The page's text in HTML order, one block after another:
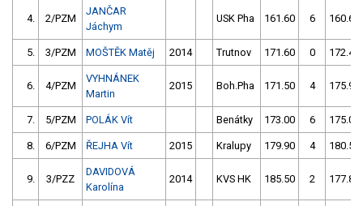
4. 2/PZM
JANČAR
Jáchym
USK Pha 161.60 6 160.60
5. 3/PZM MOŠTĚK Matěj 2014 Trutnov 171.60 0 172.40
6. 4/PZM
VYHNÁNEK
Martin
2015 Boh.Pha 171.50 4 175.90
7. 5/PZM POLÁK Vít Benátky 173.00 6 175.00
8. 6/PZM ŘEJHA Vít 2015 Kralupy 179.90 4 180.50
9. 3/PZZ
DAVIDOVÁ
Karolína
2014 KVS HK 185.50 2 177.80